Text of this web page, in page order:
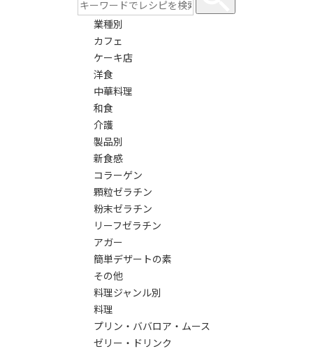
業種別
カフェ
ケーキ店
洋食
中華料理
和食
介護
製品別
新食感
コラーゲン
顆粒ゼラチン
粉末ゼラチン
リーフゼラチン
アガー
簡単デザートの素
その他
料理ジャンル別
料理
プリン・ババロア・ムース
ゼリー・ドリンク